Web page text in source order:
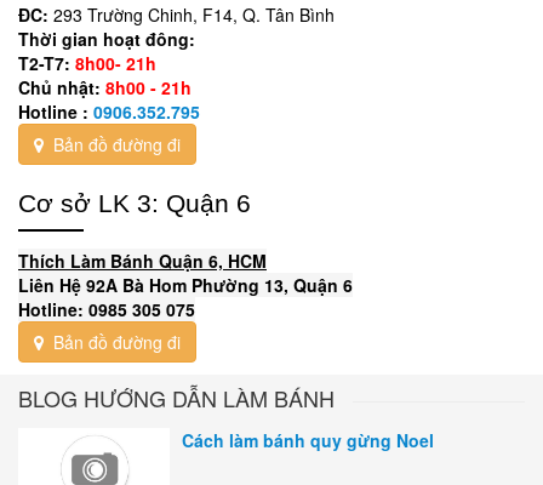
ĐC: 293 Trường Chinh, F14, Q. Tân Bình
Thời gian hoạt đông:
T2-T7: 8h00- 21h
Chủ nhật: 8h00 - 21h
Hotline : 0906.352.795
Bản đồ đường đi
Cơ sở LK 3: Quận 6
Thích Làm Bánh Quận 6, HCM
Liên Hệ 92A Bà Hom Phường 13, Quận 6
Hotline: 0985 305 075
Bản đồ đường đi
BLOG HƯỚNG DẪN LÀM BÁNH
Cách làm bánh quy gừng Noel